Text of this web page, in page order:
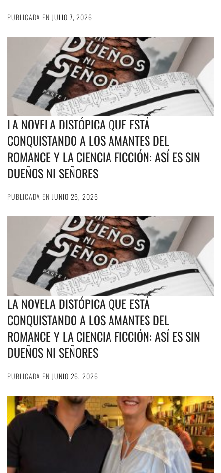
PUBLICADA EN JULIO 7, 2026
LA NOVELA DISTÓPICA QUE ESTÁ
CONQUISTANDO A LOS AMANTES DEL
ROMANCE Y LA CIENCIA FICCIÓN: ASÍ ES SIN
DUEÑOS NI SEÑORES
PUBLICADA EN JUNIO 26, 2026
LA NOVELA DISTÓPICA QUE ESTÁ
CONQUISTANDO A LOS AMANTES DEL
ROMANCE Y LA CIENCIA FICCIÓN: ASÍ ES SIN
DUEÑOS NI SEÑORES
PUBLICADA EN JUNIO 26, 2026